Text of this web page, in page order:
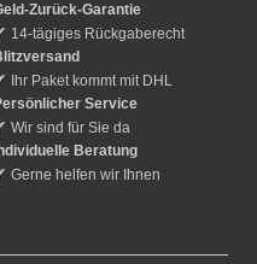
Zurück-Garantie
14-tägiges Rückgaberecht
Ihr Paket kommt mit DHL
Service
Wir sind für Sie da
Beratung
Gerne helfen wir Ihnen